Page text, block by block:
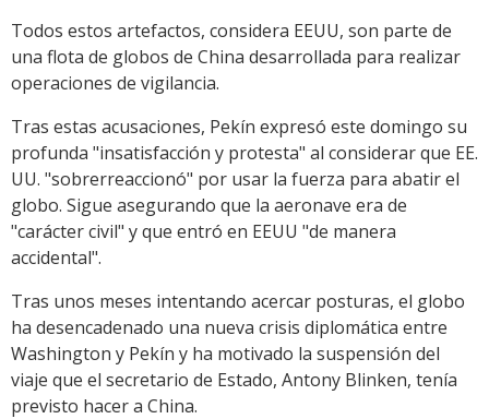
Todos estos artefactos, considera EEUU, son parte de
una flota de globos de China desarrollada para realizar
operaciones de vigilancia.
Tras estas acusaciones, Pekín expresó este domingo su
profunda "insatisfacción y protesta" al considerar que EE.
UU. "sobrerreaccionó" por usar la fuerza para abatir el
globo. Sigue asegurando que la aeronave era de
"carácter civil" y que entró en EEUU "de manera
accidental".
Tras unos meses intentando acercar posturas, el globo
ha desencadenado una nueva crisis diplomática entre
Washington y Pekín y ha motivado la suspensión del
viaje que el secretario de Estado, Antony Blinken, tenía
previsto hacer a China.